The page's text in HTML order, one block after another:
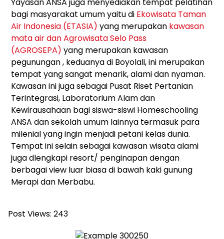
bagi masyarakat umum yaitu di Ekowisata Taman
Air Indonesia (ETASIA) yang merupakan kawasan
mata air dan Agrowisata Selo Pass
(AGROSEPA) yang merupakan kawasan
pegunungan , keduanya di Boyolali, ini merupakan
tempat yang sangat menarik, alami dan nyaman.
Kawasan ini juga sebagai Pusat Riset Pertanian
Terintegrasi, Laboratorium Alam dan
Kewirausahaan bagi siswa-siswi Homeschooling
ANSA dan sekolah umum lainnya termasuk para
milenial yang ingin menjadi petani kelas dunia.
Tempat ini selain sebagai kawasan wisata alami
juga dlengkapi resort/ penginapan dengan
berbagai view luar biasa di bawah kaki gunung
Merapi dan Merbabu.
Post Views: 243